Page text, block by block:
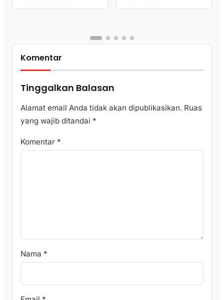
Komentar
Tinggalkan Balasan
Alamat email Anda tidak akan dipublikasikan. Ruas
yang wajib ditandai *
Komentar *
Nama *